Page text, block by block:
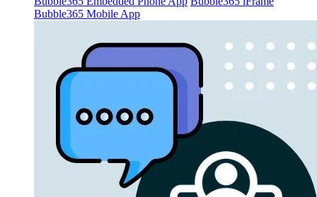
Bubble365 Mobile App